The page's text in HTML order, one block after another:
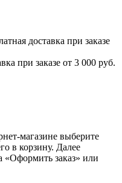
доставка при заказе
при заказе от 3 000 руб.
магазине выберите
в корзину. Далее
«Оформить заказ» или